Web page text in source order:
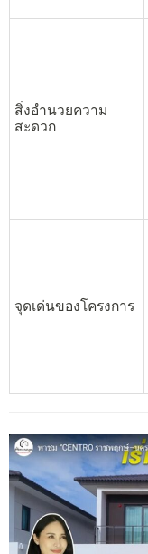
สิ่งอำนวยความ
สะดวก
จุดเด่นของโครงการ